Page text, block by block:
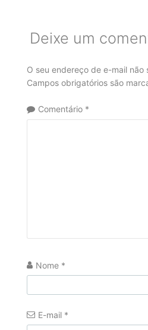
Deixe um
O seu endereço de e-mail não
Campos obrigatórios são
Comentário *
Nome *
E-mail *